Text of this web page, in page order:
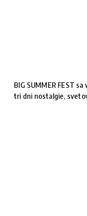
BIG SUMMER FEST
tri dni nostalgie,